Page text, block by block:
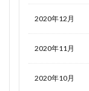
2020年12月
2020年11月
2020年10月